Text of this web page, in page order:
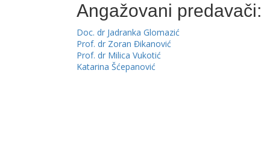
Angažovani predavači:
Doc. dr Jadranka Glomazić
Prof. dr Zoran Đikanović
Prof. dr Milica Vukotić
Katarina Šćepanović